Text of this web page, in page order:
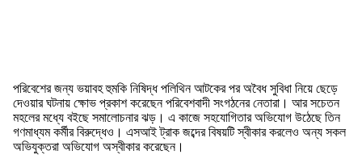
পরিবেশের জন্য ভয়াবহ হুমকি নিষিদ্ধ পলিথিন আটকের পর অবৈধ সুবিধা নিয়ে ছেড়ে
দেওয়ার ঘটনায় ক্ষোভ প্রকাশ করেছেন পরিবেশবাদী সংগঠনের নেতারা। আর সচেতন
মহলের মধ্যে বইছে সমালোচনার ঝড়। এ কাজে সহযোগিতার অভিযোগ উঠেছে তিন
গণমাধ্যম কর্মীর বিরুদ্ধেও। এসআই ট্রাক জব্দের বিষয়টি স্বীকার করলেও অন্য সকল
অভিযুক্তরা অভিযোগ অস্বীকার করেছেন।